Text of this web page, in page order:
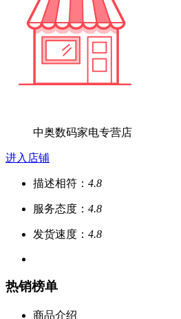
中奥数码家电专营店
进入店铺
描述相符： 4.8
服务态度： 4.8
发货速度： 4.8
热销榜单
商品介绍